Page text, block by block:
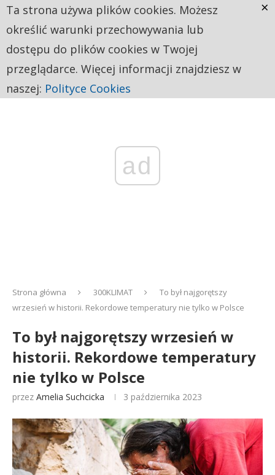
ad
Strona główna 300KLIMAT
To był najgorętszy
wrzesień w historii. Rekordowe temperatury nie tylko w Polsce
To był najgorętszy wrzesień w
historii. Rekordowe temperatury
nie tylko w Polsce
przez Amelia Suchcicka 3 października 2023
Ta strona używa plików cookies. Możesz
określić warunki przechowywania lub
dostępu do plików cookies w Twojej
przeglądarce. Więcej informacji znajdziesz w
naszej: Polityce Cookies
×